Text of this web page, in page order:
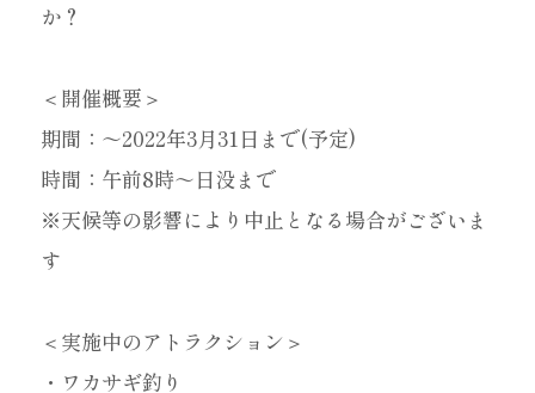
か？
＜開催概要＞
期間：～2022年3月31日まで(予定)
時間：午前8時～日没まで
※天候等の影響により中止となる場合がございま
す
＜実施中のアトラクション＞
・ワカサギ釣り